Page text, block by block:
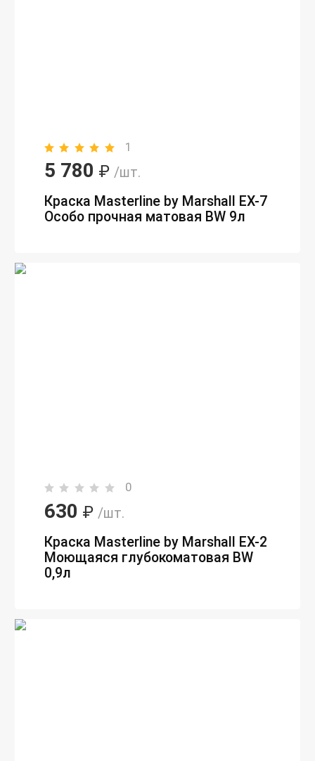
1
5 780 ₽ /шт.
Краска Masterline by Marshall EX-7
Особо прочная матовая BW 9л
0
630 ₽ /шт.
Краска Masterline by Marshall EX-2
Моющаяся глубокоматовая BW
0,9л